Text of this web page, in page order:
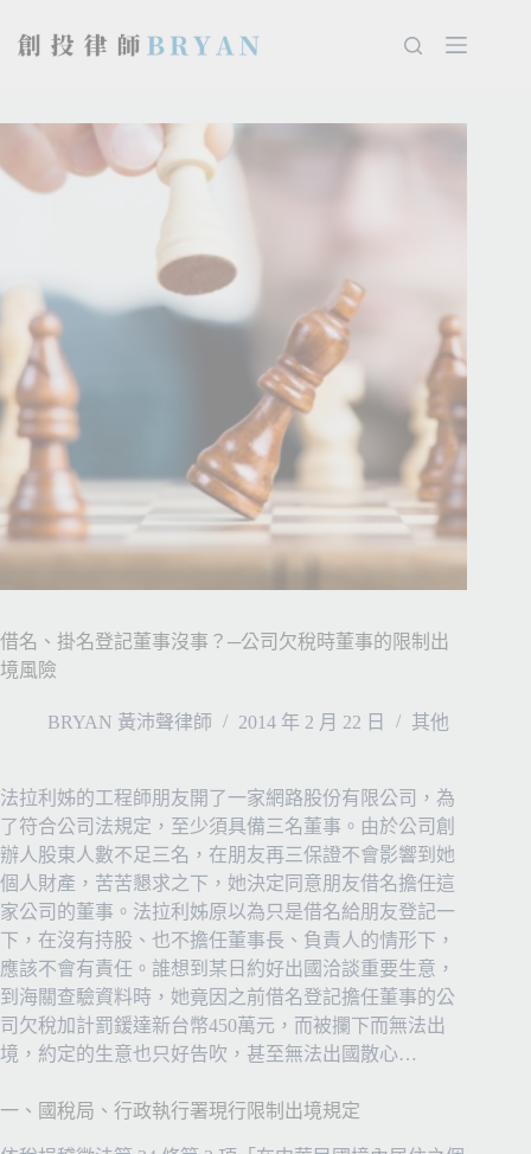
借名、掛名登記董事沒事？─公司欠稅時董事的限制出
境風險
BRYAN 黃沛聲律師 2014 年 2 月 22 日 其他
法拉利姊的工程師朋友開了一家網路股份有限公司，為
了符合公司法規定，至少須具備三名董事。由於公司創
辦人股東人數不足三名，在朋友再三保證不會影響到她
個人財產，苦苦懇求之下，她決定同意朋友借名擔任這
家公司的董事。法拉利姊原以為只是借名給朋友登記一
下，在沒有持股、也不擔任董事長、負責人的情形下，
應該不會有責任。誰想到某日約好出國洽談重要生意，
到海關查驗資料時，她竟因之前借名登記擔任董事的公
司欠稅加計罰鍰達新台幣450萬元，而被攔下而無法出
境，約定的生意也只好告吹，甚至無法出國散心…
一、國稅局、行政執行署現行限制出境規定